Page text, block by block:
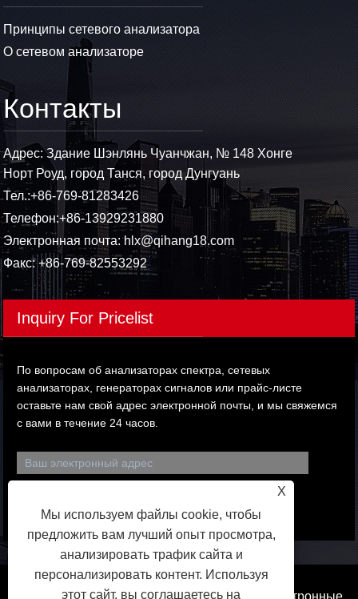
Принципы сетевого анализатора
О сетевом анализаторе
Контакты
Адрес: Здание Шэнлянь Чуанчжан, № 148 Хонге
Норт Роуд, город Танся, город Дунгуань
Тел.:+86-769-81283426
Телефон:+86-13929231880
Электронная почта:hlx@qihang18.com
Факс: +86-769-82553292
Inquiry For Pricelist
По вопросам об анализаторах спектра, сетевых
анализаторах, генераторах сигналов или прайс-листе
оставьте нам свой адрес электронной почты, и мы свяжемся
с вами в течение 24 часов.
Авторские права © 2023 Дунгуань Цихан Электронные
X
Мы используем файлы cookie, чтобы
предложить вам лучший опыт просмотра,
анализировать трафик сайта и
персонализировать контент. Используя
этот сайт, вы соглашаетесь на